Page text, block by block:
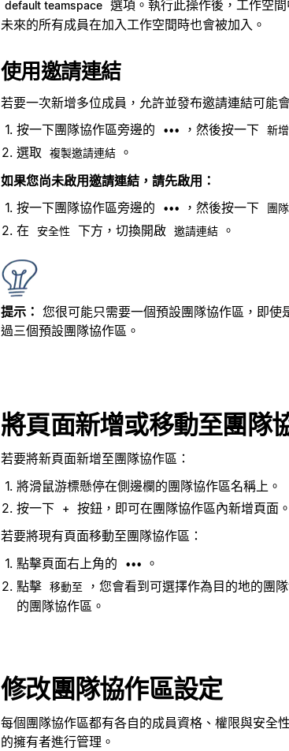
default teamspace 選項。執行此操作後，工作空
未來的所有成員在加入工作空間時也會被加入。
使用邀請連結
若要一次新增多位成員，允許並發布邀請連結可能
按一下團隊協作區旁邊的
••• ，然後按一下 新
選取
複製邀請連結 。
如果您尚未啟用邀請連結，請先啟用：
按一下團隊協作區旁邊的
••• ，然後按一下 團
在
安全性 下方，切換開啟 邀請連結 。
提示： 您很可能只需要一個預設團隊協作區，即使
過三個預設團隊協作區。
將頁面新增或移動至團隊
若要將新頁面新增至團隊協作區：
將滑鼠游標懸停在側邊欄的團隊協作區名稱上。
按一下
+
按鈕，即可在團隊協作區內新增頁面。
若要將現有頁面移動至團隊協作區：
點擊頁面右上角的
•••
。
點擊 移動至
，您會看到可選擇作為目的地的團
的團隊協作區。
修改團隊協作區設定
每個團隊協作區都有各自的成員資格、權限與安全
的擁有者進行管理。